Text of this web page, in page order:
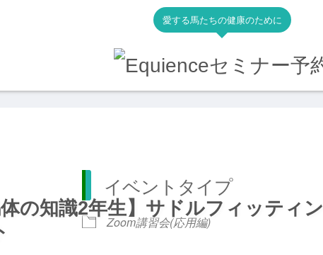
愛する馬たちの健康のために
の知識2年生】サドルフィッティン
イベントタイプ
Zoom講習会(応用編)